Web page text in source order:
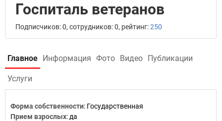
Госпиталь ветеранов
Подписчиков: 0, сотрудников: 0, рейтинг:250
Главное Информация Фото Видео Публикации
Услуги
Форма собственности: Государственная
Прием взрослых: да